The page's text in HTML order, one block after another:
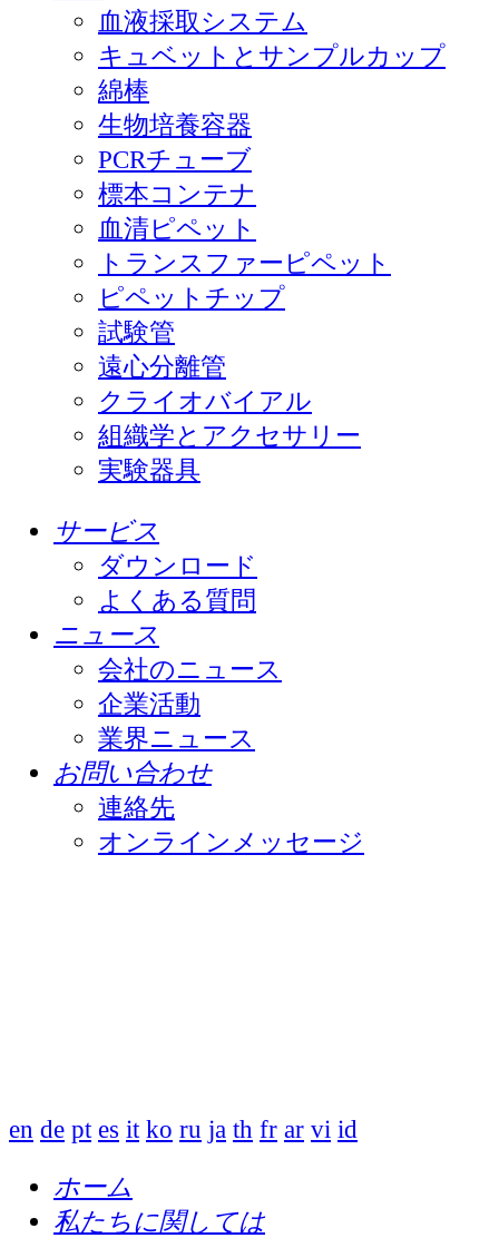
血液採取システム
キュベットとサンプルカップ
綿棒
生物培養容器
PCRチューブ
標本コンテナ
血清ピペット
トランスファーピペット
ピペットチップ
試験管
遠心分離管
クライオバイアル
組織学とアクセサリー
実験器具
サービス
ダウンロード
よくある質問
ニュース
会社のニュース
企業活動
業界ニュース
お問い合わせ
連絡先
オンラインメッセージ
en de pt es it ko ru ja th fr ar vi id
ホーム
私たちに関しては